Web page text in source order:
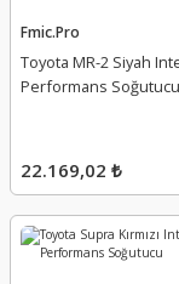
Fmic.Pro
Toyota MR-2 Siyah
Performans Soğutucu
22.169,02 ₺